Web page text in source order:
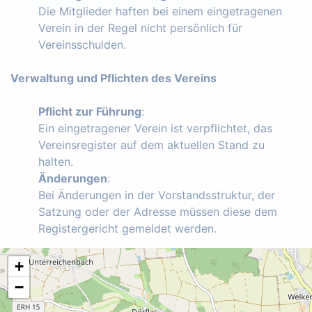
Die Mitglieder haften bei einem eingetragenen
Verein in der Regel nicht persönlich für
Vereinsschulden.
Verwaltung und Pflichten des Vereins
Pflicht zur Führung:
Ein eingetragener Verein ist verpflichtet, das
Vereinsregister auf dem aktuellen Stand zu
halten.
Änderungen:
Bei Änderungen in der Vorstandsstruktur, der
Satzung oder der Adresse müssen diese dem
Registergericht gemeldet werden.
+
−